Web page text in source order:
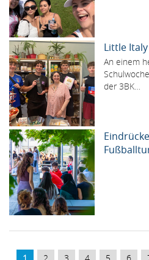
Little
An einem
der 3BK…
SEITENNUMMERIERUNG